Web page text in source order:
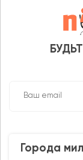
Города